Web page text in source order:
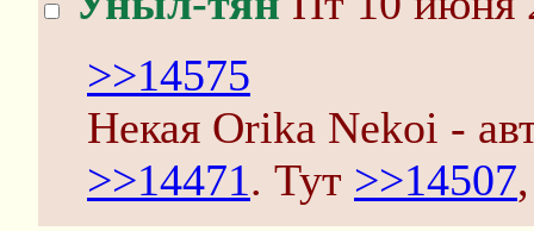
>>14575
Некая Orika Nekoi -
>>14471. Тут >>14507